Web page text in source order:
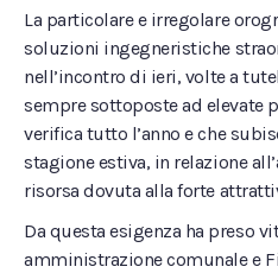
La particolare e irregolare
soluzioni ingegneristiche
nell’incontro di ieri, volte a
sempre sottoposte ad elevate
verifica tutto l’anno e che
stagione estiva, in relazione
risorsa dovuta alla forte
Da questa esigenza ha preso
amministrazione comunale e